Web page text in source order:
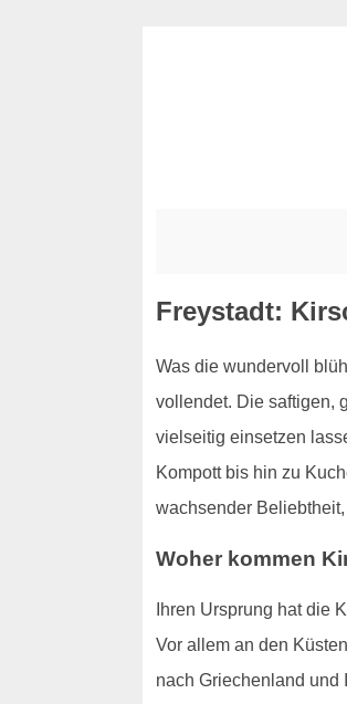
Freystadt:
Was die wundervoll
vollendet. Die saftigen,
vielseitig einsetzen
Kompott bis hin zu
wachsender
Woher kommen
Ihren Ursprung hat die
Vor allem an den
nach Griechenland und